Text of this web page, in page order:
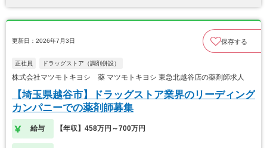
更新日：2026年7月3日 保存する
正社員 ドラッグストア（調剤併設）
株式会社マツモトキヨシ 薬 マツモトキヨシ 東急北越谷店の薬剤師求人
【埼玉県越谷市】ドラッグストア業界のリーディング
カンパニーでの薬剤師募集
給与 【年収】458万円～700万円